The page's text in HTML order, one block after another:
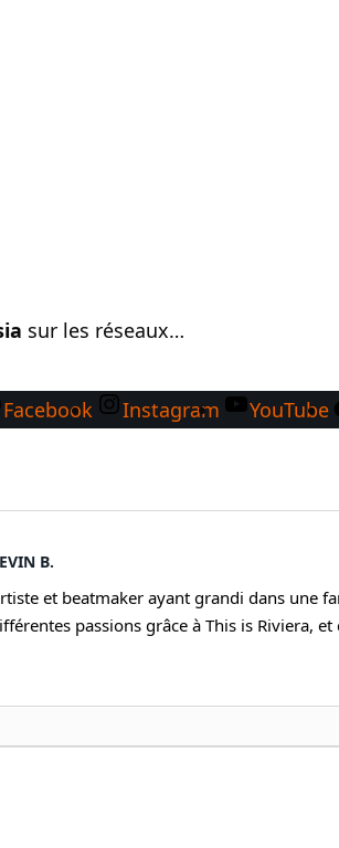
sur les réseaux…
Facebook Instagram YouTube
B.
et beatmaker ayant grandi dans une
passions grâce à This is Riviera,